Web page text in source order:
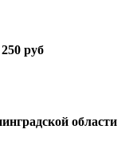
руб
области